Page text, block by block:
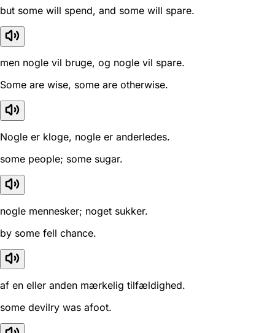
but some will spend, and some will spare.
men nogle vil bruge, og nogle vil spare.
Some are wise, some are otherwise.
Nogle er kloge, nogle er anderledes.
some people; some sugar.
nogle mennesker; noget sukker.
by some fell chance.
af en eller anden mærkelig tilfældighed.
some devilry was afoot.